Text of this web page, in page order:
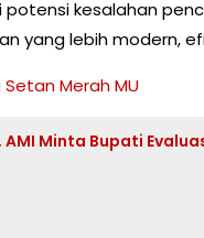
potensi kesalahan
yang lebih modern,
Merah MU
AMI Minta Bupati